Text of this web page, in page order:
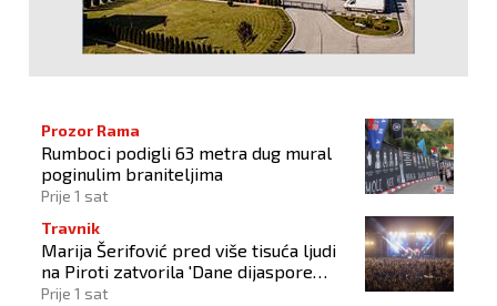
Prozor Rama
Rumboci podigli 63 metra dug mural
poginulim braniteljima
Prije 1 sat
Travnik
Marija Šerifović pred više tisuća ljudi
na Piroti zatvorila 'Dane dijaspore
2026'
Prije 1 sat